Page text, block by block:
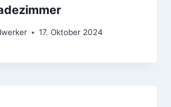
17. Oktober 2024